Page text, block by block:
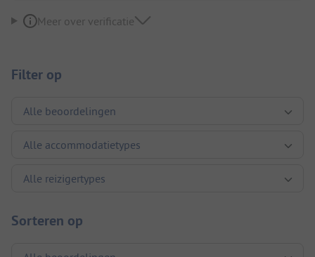
Meer over verificatie
Filter op
Sorteren op